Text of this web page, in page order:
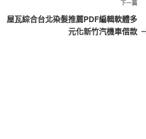
下
一
篇
下一篇
屋瓦綜合台北染髮推薦PDF編輯軟體多
元化新竹汽機車借款